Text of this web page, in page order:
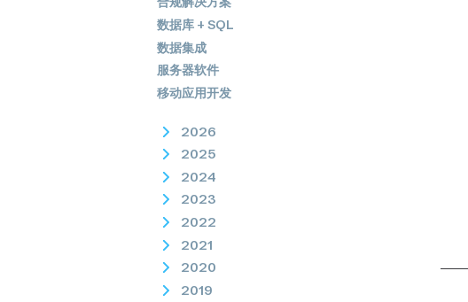
数据库 + SQL
数据集成
服务器软件
移动应用开发
2026
2025
2024
2023
2022
2021
2020
2019